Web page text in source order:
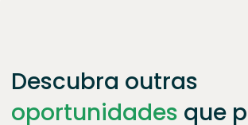
Descubra outras
oportunidades que